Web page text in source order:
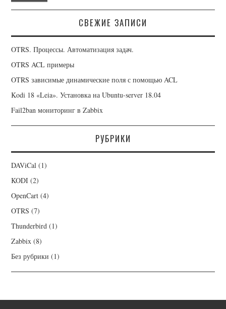
СВЕЖИЕ ЗАПИСИ
OTRS. Процессы. Автоматизация задач.
OTRS ACL примеры
OTRS зависимые динамические поля с помощью ACL
Kodi 18 «Leia». Установка на Ubuntu-server 18.04
Fail2ban мониторинг в Zabbix
РУБРИКИ
DAViCal (1)
KODI (2)
OpenCart (4)
OTRS (7)
Thunderbird (1)
Zabbix (8)
Без рубрики (1)